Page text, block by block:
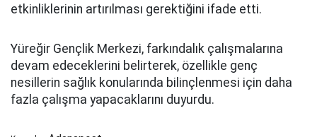
etkinliklerinin artırılması gerektiğini ifade etti.
Yüreğir Gençlik Merkezi, farkındalık çalışmalarına
devam edeceklerini belirterek, özellikle genç
nesillerin sağlık konularında bilinçlenmesi için daha
fazla çalışma yapacaklarını duyurdu.